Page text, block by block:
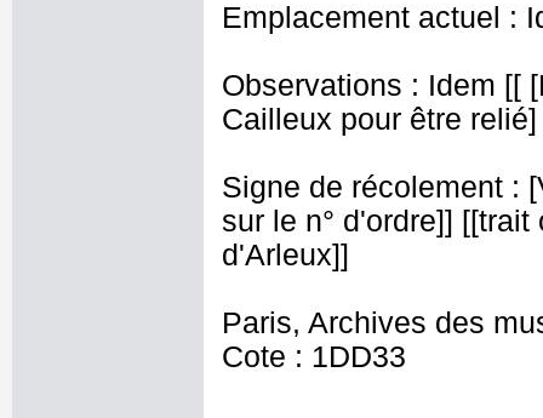
Emplacement actuel :
Observations : Idem [[
Cailleux pour être relié]
Signe de récolement :
sur le n° d'ordre]]
d'Arleux]]
Paris, Archives des
Cote : 1DD33